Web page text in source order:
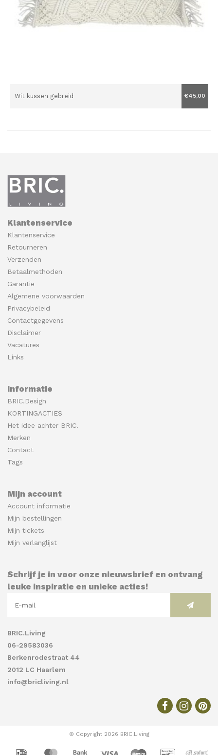
Wit kussen gebreid €45,00
Klantenservice
Klantenservice
Retourneren
Verzenden
Betaalmethoden
Garantie
Algemene voorwaarden
Privacybeleid
Contactgegevens
Disclaimer
Vacatures
Links
Informatie
BRIC.Design
KORTINGACTIES
Het idee achter BRIC.
Merken
Contact
Tags
Mijn account
Account informatie
Mijn bestellingen
Mijn tickets
Mijn verlanglijst
Schrijf je in voor onze nieuwsbrief en ontvang
leuke inspiratie en unieke acties!
BRIC.Living
06-29583036
Berkenrodestraat 44
2012 LC Haarlem
info@bricliving.nl
© Copyright 2026 BRIC.Living